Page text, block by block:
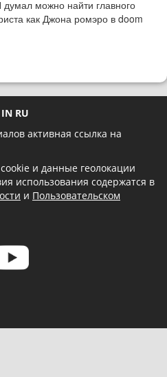
можно найти главного
как Джона ромэро в doom
IN RU
активная ссылка на
и данные геолокации
использования содержатся в
и Пользовательском